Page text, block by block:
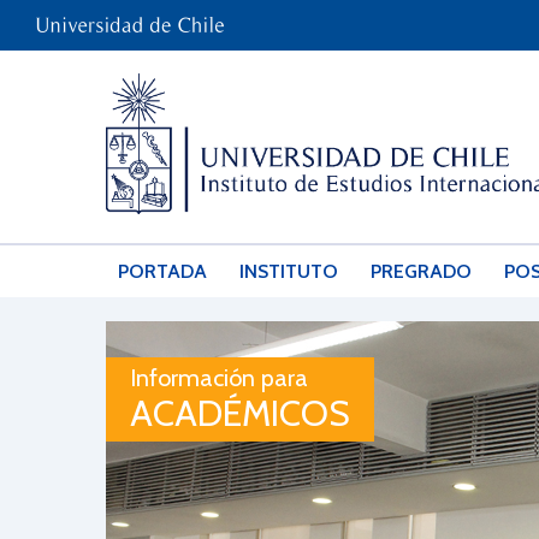
PORTADA INSTITUTO PREGRADO
Información para
ACADÉMICOS